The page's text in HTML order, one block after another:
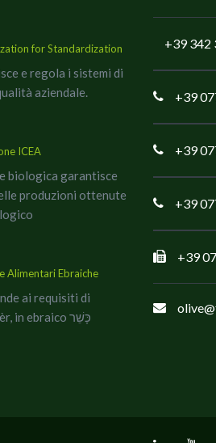
for Standardization
e regola i sistemi di
aziendale.
ICEA
biologica garantisce
produzioni ottenute
Alimentari Ebraiche
ai requisiti di
kasherut è kashèr, in ebraico כָּשֵׁר
+39 342
+39
+39
+39
+39